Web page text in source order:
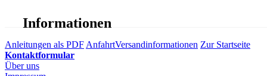
Informationen
Anleitungen als PDF AnfahrtVersandinformationen Zur Startseite
Kontaktformular
Über uns